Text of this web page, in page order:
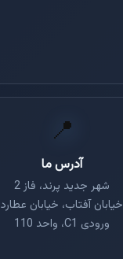
📍
آدرس ما
شهر جدید پرند، فاز 2
خیابان آفتاب، خیابان عطارد
ورودی C1، واحد 110